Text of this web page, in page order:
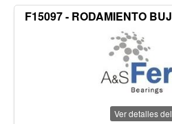
F15097 - RODAMIENTO
Ver detalles